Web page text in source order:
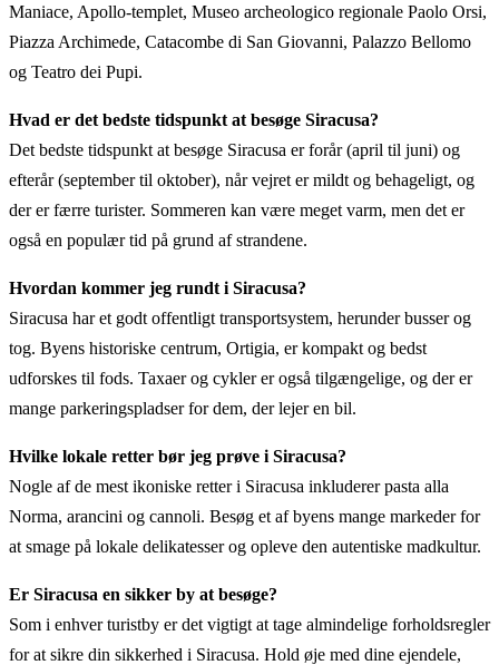
Maniace, Apollo-templet, Museo archeologico regionale Paolo Orsi,
Piazza Archimede, Catacombe di San Giovanni, Palazzo Bellomo
og Teatro dei Pupi.
Hvad er det bedste tidspunkt at besøge Siracusa?
Det bedste tidspunkt at besøge Siracusa er forår (april til juni) og
efterår (september til oktober), når vejret er mildt og behageligt, og
der er færre turister. Sommeren kan være meget varm, men det er
også en populær tid på grund af strandene.
Hvordan kommer jeg rundt i Siracusa?
Siracusa har et godt offentligt transportsystem, herunder busser og
tog. Byens historiske centrum, Ortigia, er kompakt og bedst
udforskes til fods. Taxaer og cykler er også tilgængelige, og der er
mange parkeringspladser for dem, der lejer en bil.
Hvilke lokale retter bør jeg prøve i Siracusa?
Nogle af de mest ikoniske retter i Siracusa inkluderer pasta alla
Norma, arancini og cannoli. Besøg et af byens mange markeder for
at smage på lokale delikatesser og opleve den autentiske madkultur.
Er Siracusa en sikker by at besøge?
Som i enhver turistby er det vigtigt at tage almindelige forholdsregler
for at sikre din sikkerhed i Siracusa. Hold øje med dine ejendele,